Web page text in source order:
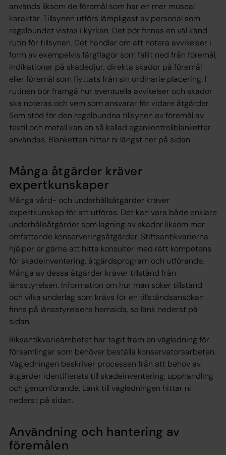
används liksom de föremål som har en mer museal
karaktär. Tillsynen utförs lämpligast av personal som
regelbundet vistas i kyrkan. Det bör finnas en väl känd
rutin för tillsynen. Det handlar om att notera avvikelser i
form av exempelvis färgflagor som fallit ned från föremål,
indikationer på skadedjur, direkta skador på föremål
eller föremål som flyttats från sin ordinarie placering. I
rutinen bör framgå hur eventuella avvikelser och skador
ska noteras och vem som ansvarar för vidare åtgärder.
Som stöd för den regelbundna tillsynen av föremål av
textil och metall kan en så kallad egenkontrollblanketter
användas. Blanketten hittar ni längst ner på sidan.
Många åtgärder kräver
expertkunskaper
Många vård- och underhållsåtgärder kräver
expertkunskap för att utföras. Det kan vara både enklare
underhållsåtgärder som lagning av skador liksom mer
omfattande konserveringsåtgärder. Stiftsantikvarierna
hjälper er gärna att hitta konsulter med rätt kompetens
för skadeinventering, åtgärdsprogram och utförande.
Många av dessa åtgärder kräver tillstånd från
länsstyrelsen. Information om hur man söker tillstånd
och vilka underlag som krävs för en tillståndsansökan
finns på länsstyrelsens hemsida, se länk nederst på
sidan.
Riksantikvarieämbetet har tagit fram en vägledning för
församlingar som behöver beställa konservatorsarbeten.
Vägledningen beskriver processen från att behov av
åtgärder identifierats till skadeinventering, upphandling
och genomförande. Länk till vägledningen hittar ni
nederst på sidan.
Användning och hantering av
föremålen